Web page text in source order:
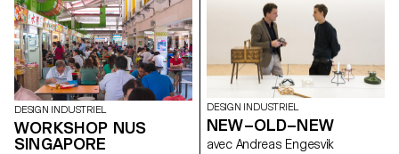
couleur, mais aussi sur les
questions physiques du
mouvement dans les airs.
DESIGN INDUSTRIEL
WORKSHOP NUS
SINGAPORE
DESIGN INDUSTRIEL
NEW–OLD–NEW
avec Andreas Engesvik